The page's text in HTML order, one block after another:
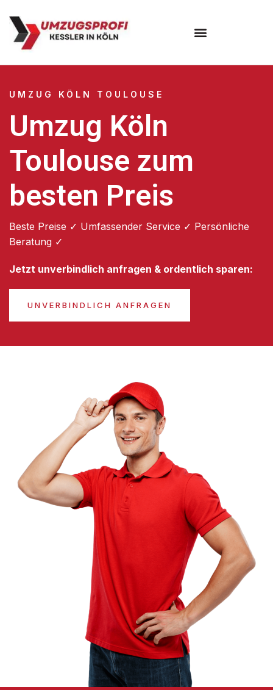
UMZUG KÖLN TOULOUSE
Umzug Köln
Toulouse zum
besten Preis
Beste Preise ✓ Umfassender Service ✓ Persönliche
Beratung ✓
Jetzt unverbindlich anfragen & ordentlich sparen:
UNVERBINDLICH ANFRAGEN